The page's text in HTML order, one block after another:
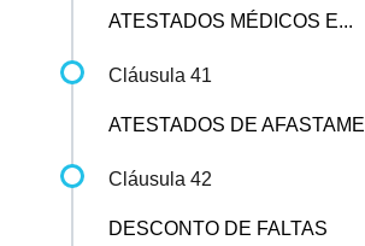
ATESTADOS MÉDICOS E...
Cláusula 41
ATESTADOS DE
Cláusula 42
DESCONTO DE FALTAS